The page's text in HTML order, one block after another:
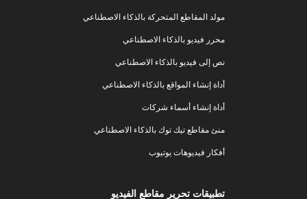
مولد المقاطع المتحركة بالذكاء الاصطناعي
محرر فيديو بالذكاء الاصطناعي
نص إلى فيديو بالذكاء الاصطناعي
أداة إنشاء المواقع بالذكاء الاصطناعي
أداة إنشاء أسماء شركات
منئ مقاطع تيك توك بالذكاء الاصطناعي
أفكار فيديوهات يوتيوب
تطبيقات تحرير مقاطع الفيديو